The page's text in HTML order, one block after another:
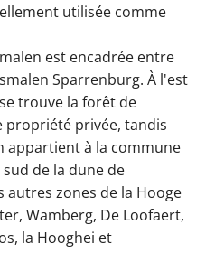
utilisée comme
est encadrée entre
Sparrenburg. À l'est
trouve la forêt de
propriété privée, tandis
appartient à la commune
de la dune de
autres zones de la Hooge
Wamberg, De Loofaert,
la Hooghei et